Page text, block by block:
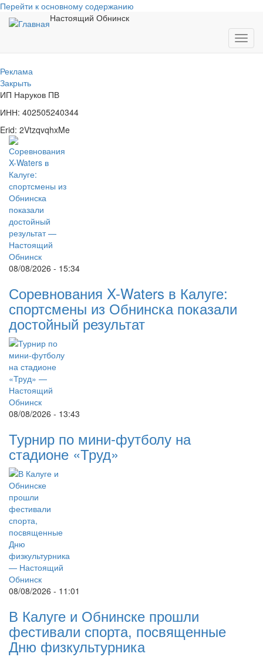
Перейти к основному содержанию
Настоящий Обнинск
Реклама
Закрыть
ИП Наруков ПВ
ИНН: 402505240344
Erid: 2VtzqvqhxMe
08/08/2026 - 15:34
Соревнования X-Waters в Калуге:
спортсмены из Обнинска показали
достойный результат
08/08/2026 - 13:43
Турнир по мини-футболу на
стадионе «Труд»
08/08/2026 - 11:01
В Калуге и Обнинске прошли
фестивали спорта, посвященные
Дню физкультурника